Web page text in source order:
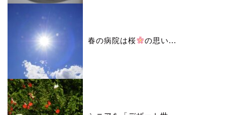
春の病院は桜 の思い...